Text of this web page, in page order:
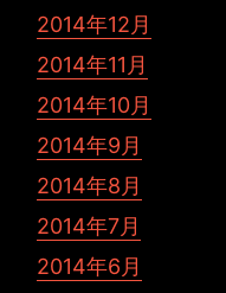
2014年12月
2014年11月
2014年10月
2014年9月
2014年8月
2014年7月
2014年6月